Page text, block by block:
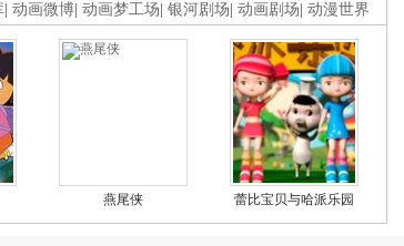
动画微博 动画梦工场 银河剧场 动画剧场 动漫世界
燕尾侠 蕾比宝贝与哈派乐园